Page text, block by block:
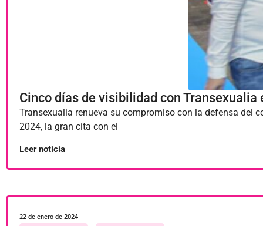
Cinco días de visibilidad con Transexualia
Transexualia renueva su compromiso con la defensa del
2024, la gran cita con el
Leer noticia
22 de enero de 2024